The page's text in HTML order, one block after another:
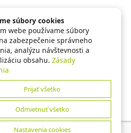
súbory cookies
webe používame súbory
zabezpečenie správneho
analýzu návštevnosti a
obsahu. Zásady
Prijať všetko
Odmietnuť všetko
Nastavenia cookies